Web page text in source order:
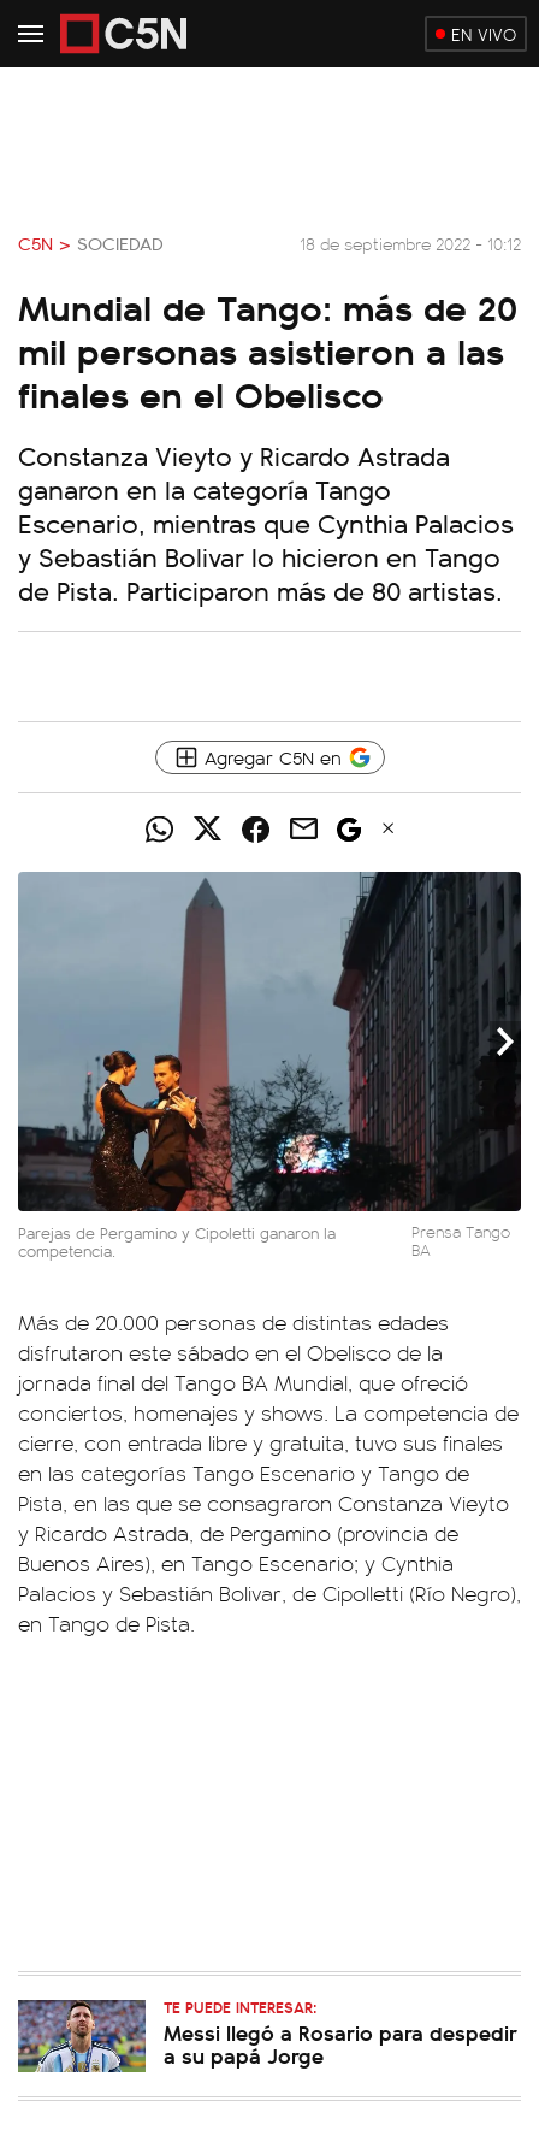
EN VIVO
C5N > SOCIEDAD 18 de septiembre 2022 - 10:12
Mundial de Tango: más de 20
mil personas asistieron a las
finales en el Obelisco
Constanza Vieyto y Ricardo Astrada
ganaron en la categoría Tango
Escenario, mientras que Cynthia Palacios
y Sebastián Bolivar lo hicieron en Tango
de Pista. Participaron más de 80 artistas.
Agregar C5N en
Parejas de Pergamino y Cipoletti ganaron la
competencia.
Prensa Tango
BA
Más de 20.000 personas de distintas edades
disfrutaron este sábado en el Obelisco de la
jornada final del Tango BA Mundial, que ofreció
conciertos, homenajes y shows. La competencia de
cierre, con entrada libre y gratuita, tuvo sus finales
en las categorías Tango Escenario y Tango de
Pista, en las que se consagraron Constanza Vieyto
y Ricardo Astrada, de Pergamino (provincia de
Buenos Aires), en Tango Escenario; y Cynthia
Palacios y Sebastián Bolivar, de Cipolletti (Río Negro),
en Tango de Pista.
TE PUEDE INTERESAR:
Messi llegó a Rosario para despedir
a su papá Jorge